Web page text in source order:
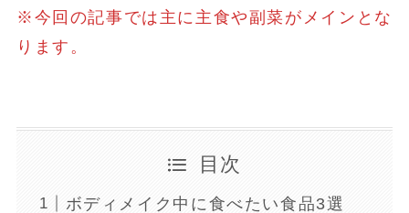
※今回の記事では主に主食や副菜がメインとな
ります。
目次
ボディメイク中に食べたい食品3選